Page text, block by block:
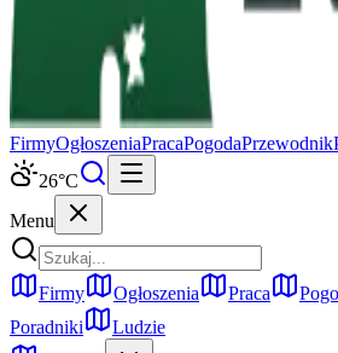
FirmyOgłoszeniaPracaPogodaPrzewodnik
26°C
Menu
Firmy Ogłoszenia Praca
Poradniki
Ludzie